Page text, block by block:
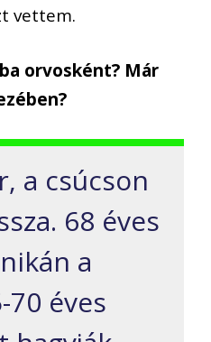
vettem.
orvosként? Már
a csúcson
68 éves
a
70 éves